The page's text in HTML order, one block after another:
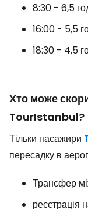
8:30 - 6,5
16:00 - 5,5
18:30 - 4,5
Хто може
TourIstanbul?
Тільки пасажири
пересадку в
Трансфер
реєстрація